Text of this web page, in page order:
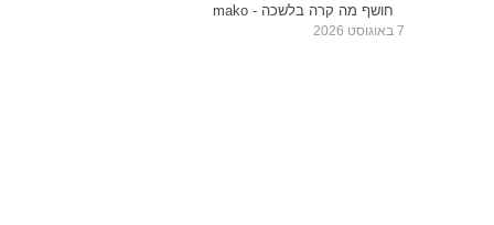
חושף מה קרה בלשכה - mako
7 באוגוסט 2026